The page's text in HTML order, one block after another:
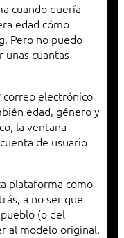
cuando quería
edad cómo
Pero no puedo
unas cuantas
correo electrónico
edad, género y
la ventana
de usuario
plataforma como
a no ser que
(o del
al modelo original.